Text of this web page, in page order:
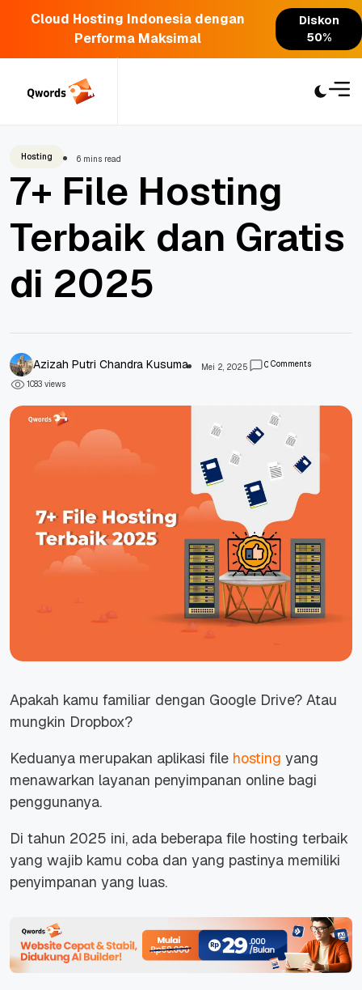
Cloud Hosting Indonesia dengan
Performa Maksimal
Diskon
50%
Hosting 6 mins read
7+ File Hosting
Terbaik dan Gratis
di 2025
Azizah Putri Chandra Kusuma Mei 2, 2025 0Comments
1083 views
Apakah kamu familiar dengan Google Drive? Atau
mungkin Dropbox?
Keduanya merupakan aplikasi file hosting yang
menawarkan layanan penyimpanan online bagi
penggunanya.
Di tahun 2025 ini, ada beberapa file hosting terbaik
yang wajib kamu coba dan yang pastinya memiliki
penyimpanan yang luas.